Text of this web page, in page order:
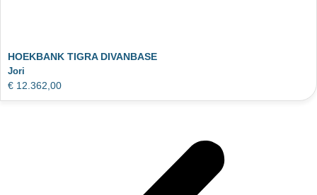
HOEKBANK TIGRA DIVANBASE
Jori
€ 12.362,00